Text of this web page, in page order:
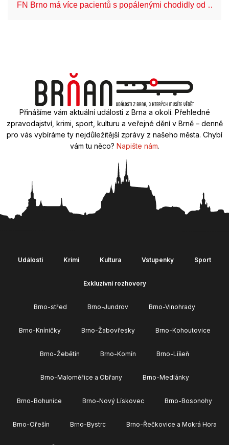
FN Brno má více pacientů s popálenými chodidly od …
Přinášíme vám aktuální události z Brna a okolí. Přehledné
zpravodajství, krimi, sport, kulturu a veřejné dění v Brně – denně
pro vás vybíráme ty nejdůležitější zprávy z našeho města. Chybí
vám tu něco? Napište nám.
Události Krimi Kultura Vstupenky Sport
Exkluzivní rozhovory
Brno-střed Brno-Jundrov Brno-Vinohrady
Brno-Kníničky Brno-Žabovřesky Brno-Kohoutovice
Brno-Žebětín Brno-Komín Brno-Líšeň
Brno-Maloměřice a Obřany Brno-Medlánky
Brno-Bohunice Brno-Nový Lískovec Brno-Bosonohy
Brno-Ořešín Brno-Bystrc Brno-Řečkovice a Mokrá Hora